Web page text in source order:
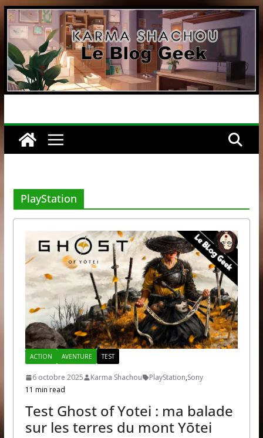
Passer
au
contenu
PlayStation
ACTION AVENTURE TEST
6 octobre 2025 Karma Shachou PlayStation,Sony
11 min read
Test Ghost of Yotei : ma balade
sur les terres du mont Yōtei